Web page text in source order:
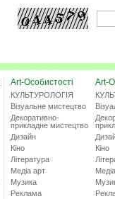
Art-Особистості
КУЛЬТУРОЛОГІЯ
Візуальне мистецтво
Декоративно-
прикладне мистецтво
Дизайн
Кіно
Література
Медіа арт
Музика
Реклама
Art-
Кіно